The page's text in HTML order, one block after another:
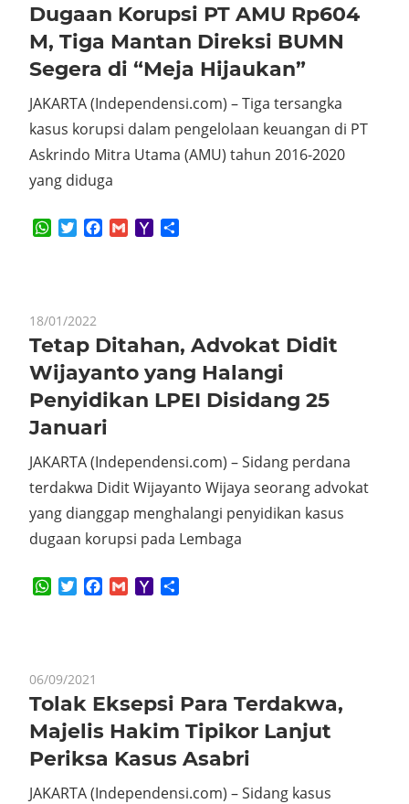
Dugaan Korupsi PT AMU Rp604
M, Tiga Mantan Direksi BUMN
Segera di “Meja Hijaukan”
JAKARTA (Independensi.com) – Tiga tersangka
kasus korupsi dalam pengelolaan keuangan di PT
Askrindo Mitra Utama (AMU) tahun 2016-2020
yang diduga
WhatsApp
TwitterFacebook
GmailYahoo
18/01/2022
Tetap Ditahan, Advokat Didit
Wijayanto yang Halangi
Penyidikan LPEI Disidang 25
Januari
JAKARTA (Independensi.com) – Sidang perdana
terdakwa Didit Wijayanto Wijaya seorang advokat
yang dianggap menghalangi penyidikan kasus
dugaan korupsi pada Lembaga
WhatsApp
TwitterFacebook
GmailYahoo
06/09/2021
Tolak Eksepsi Para Terdakwa,
Majelis Hakim Tipikor Lanjut
Periksa Kasus Asabri
JAKARTA (Independensi.com) – Sidang kasus